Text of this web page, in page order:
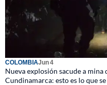
COLOMBIAJun 4
Nueva explosión sacude a mina
Cundinamarca: esto es lo que se